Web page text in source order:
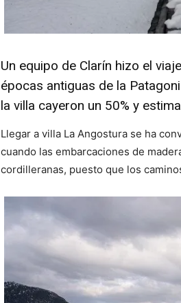
Un equipo de Clarín hizo el
épocas antiguas de la
la villa cayeron un 50% y
Llegar a villa La Angostura se ha
cuando las embarcaciones de
cordilleranas, puesto que los